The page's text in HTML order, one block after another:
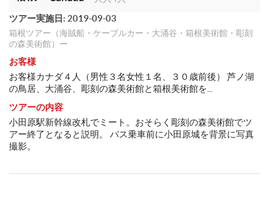
ツアー実施日: 2019-09-03
箱根ツアー（海賊船・ケーブルカー・大涌谷・箱根美術館・彫刻
の森美術館）ー
お客様
お客様カナダ４人（男性３名女性１名、３０歳前後） 芦ノ湖
の鳥居、大涌谷、彫刻の森美術館と箱根美術館を...
ツアーの内容
小田原駅新幹線改札でミート。おそらく彫刻の森美術館でツ
アー終了となると説明。 バス乗車前に小田原城を背景に写真
撮影。